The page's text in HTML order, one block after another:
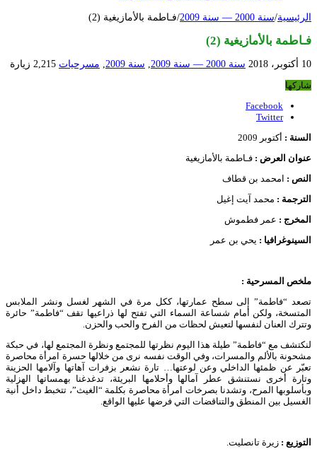
الرئيسية/سنة 2000 — سنة 2009 /فـاطمة بالأمازيغية (2)
فـاطمة بالأمازيغية (2)
10 أكتوبر، 2018 سنة 2000 — سنة 2009 , سنة 2009 , مسرحيات 2,215 زيارة
شاركها
Facebook
Twitter
السنة : أكتوبر 2009
عنوان العرض : فـاطمة بالأمازيغية
النص : امحمد بن قطاف
الترجمة : محمد آيت إغيل
المخرج : عمر فطموش
السينوغرافيا : يحي بن عمر
ملخص المسرحية :
تصعد “فاطمة” إلى سطح عمارتها، ككل مرة في الشهر لغسل ونشر الملابس
المتسخة، ولكن أمام شساعة السماء التي تفتح لها ذراعيها تقف “فاطمة” حائرة
وتترك العنان لنفسها لتعيش لحظات من الفرح والحب والحزن.
لنكتشف مع “فاطمة” طيلة هذا اليوم نظرتها للمجتمع ونظرة المجتمع لها، في حبكة
مشحونة بالألم والمسرات، وفي الوقت نفسه نرى من خلالها حسرة امرأة محاصرة
تعبّر عن ظمئها الداخلي وعن لوعتها… تارة نشعر بزفرات آهاتها وآلامها الحزينة
وتارة أخرى نستنشق عطر آمالها وأحلامها البريئة، تدغدغنا بهمساتها الهزلية
وبأسلوبها المرح، وتشدنا بصرخات امرأة محاصرة بكلمة “الغيث”، تتخبط داخل أنية
الغسيل بين المنطق والتناقضات التي فرضها عليها الواقع.
التوزيع : زيرة تانصليت.